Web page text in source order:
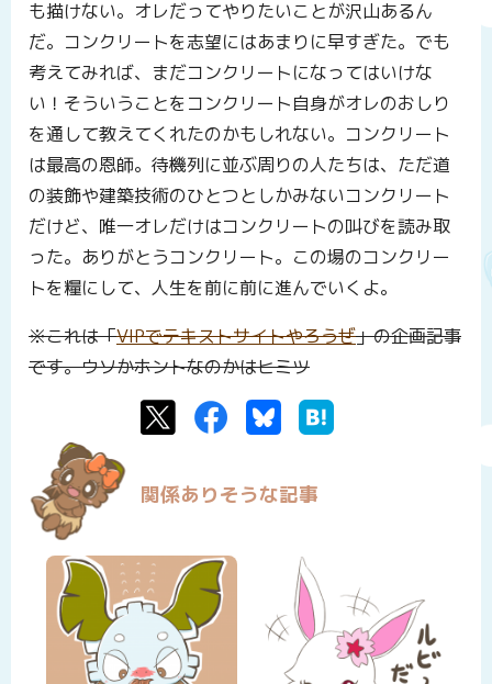
も描けない。オレだってやりたいことが沢山あるん
だ。コンクリートを志望にはあまりに早すぎた。でも
考えてみれば、まだコンクリートになってはいけな
い！そういうことをコンクリート自身がオレのおしり
を通して教えてくれたのかもしれない。コンクリート
は最高の恩師。待機列に並ぶ周りの人たちは、ただ道
の装飾や建築技術のひとつとしかみないコンクリート
だけど、唯一オレだけはコンクリートの叫びを読み取
った。ありがとうコンクリート。この場のコンクリー
トを糧にして、人生を前に前に進んでいくよ。
※これは「VIPでテキストサイトやろうぜ」の企画記事
です。ウソかホントなのかはヒミツ
TwitterFacebookBluesky
関係ありそうな記事